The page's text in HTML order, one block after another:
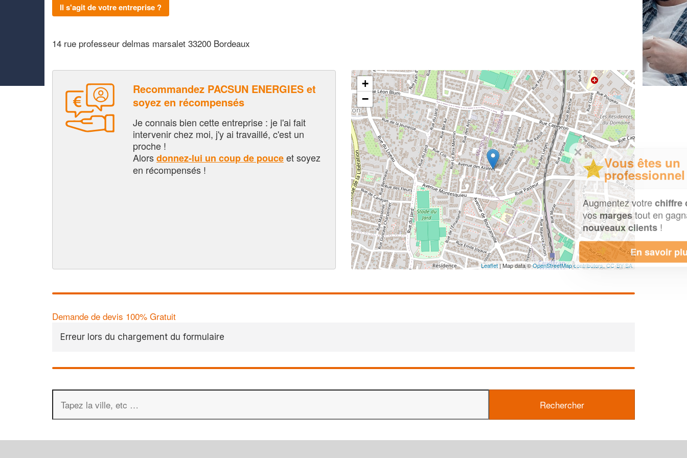
Il s'agit de votre entreprise ?
14 rue professeur delmas marsalet 33200 Bordeaux
Recommandez PACSUN ENERGIES et
soyez en récompensés
Je connais bien cette entreprise : je l'ai fait
intervenir chez moi, j'y ai travaillé, c'est un
proche !
Alorsdonnez-lui un coup de pouceet soyez
en récompensés !
+
−
Leaflet| Map data ©OpenStreetMap contributors,CC-BY-SA
Demande de devis 100% Gratuit
Erreur lors du chargement du formulaire
✕
Vous êtes un
professionnel ?
Augmentez votrechiffre d'affaireset
vosmargestout en gagnant de
nouveaux clients!
En savoir plus